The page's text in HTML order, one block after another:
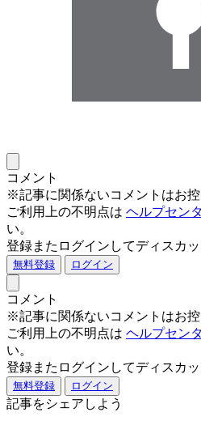
コメント
※記事に関係ないコメントはお控
ご利用上の不明点は ヘルプセン
い。
登録またログインしてディスカ
無料登録 ログイン
コメント
※記事に関係ないコメントはお控
ご利用上の不明点は ヘルプセン
い。
登録またログインしてディスカ
無料登録 ログイン
記事をシェアしよう